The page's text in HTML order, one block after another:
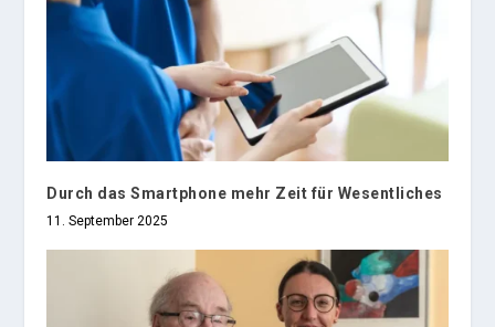
Durch das Smartphone mehr Zeit für Wesentliches
11. September 2025